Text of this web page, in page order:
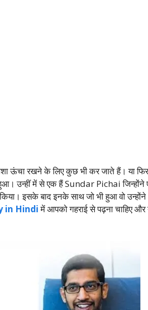
ऊंचा रखने के लिए कुछ भी कर जाते हैं। या
उन्हीं में से एक हैं Sundar Pichai जिन्होंने
इसके बाद इनके साथ जो भी हुआ वो
in Hindiमें आपको गहराई से पढ़ना चाहिए